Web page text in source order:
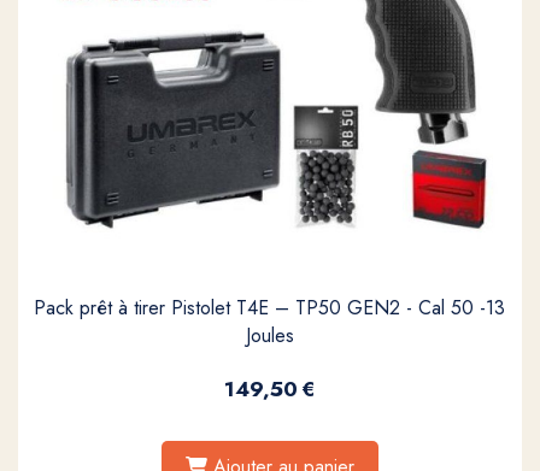
Pack prêt à tirer Pistolet T4E – TP50 GEN2 - Cal 50 -13
Joules
149,50€